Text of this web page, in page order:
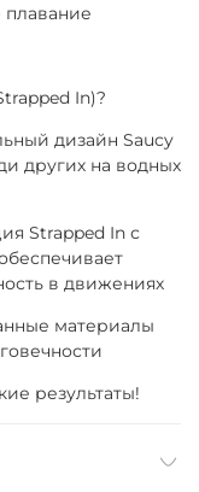
In)?
дизайн Saucy
других на водных
Strapped In с
в движениях
материалы
результаты!